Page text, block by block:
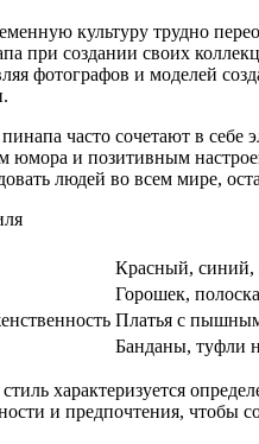
культуру трудно
при создании своих
фотографов и моделей
часто сочетают в
юмора и позитивным
людей во всем мире,
Красный, синий,
Горошек,
Платья с
Банданы, туфли
характеризуется
и предпочтения, чтобы